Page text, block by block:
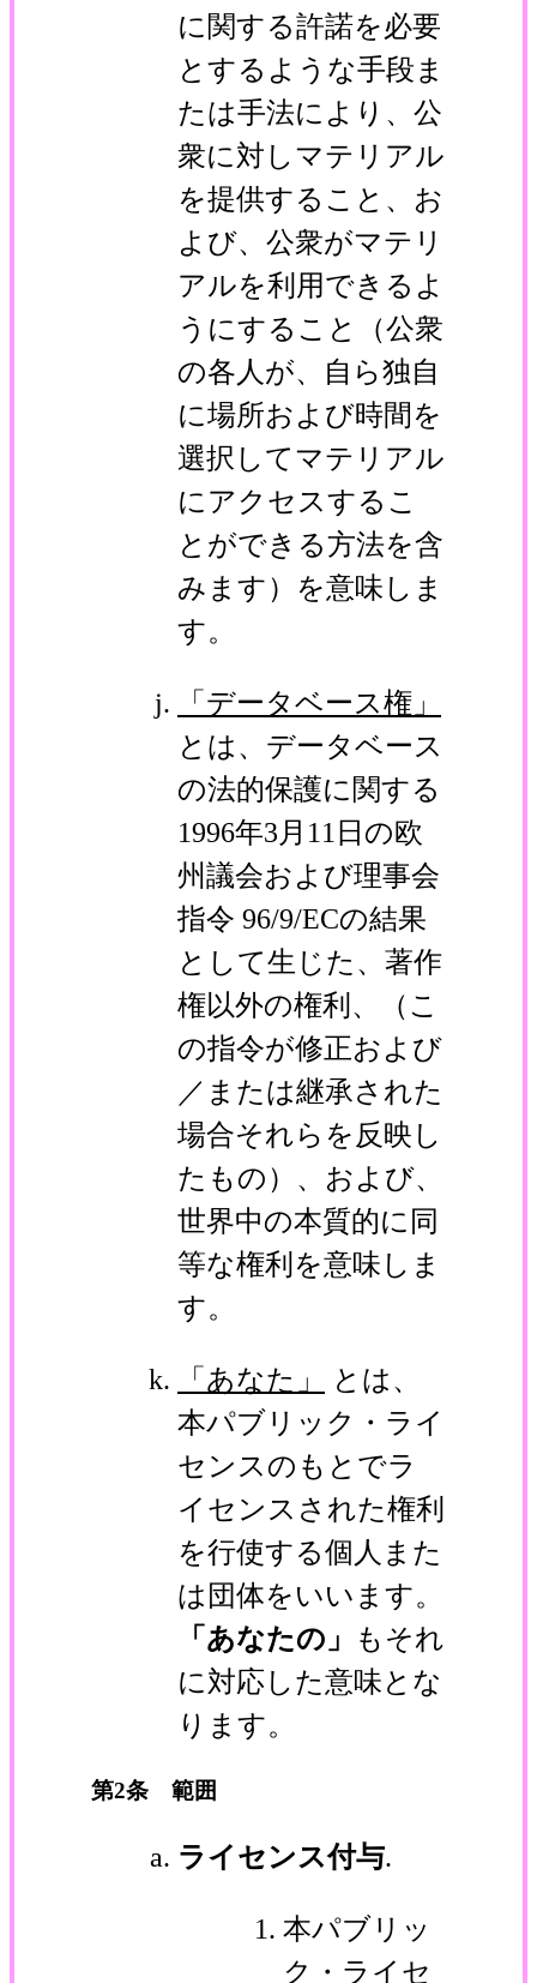
に関する許諾を必要
とするような手段ま
たは手法により、公
衆に対しマテリアル
を提供すること、お
よび、公衆がマテリ
アルを利用できるよ
うにすること（公衆
の各人が、自ら独自
に場所および時間を
選択してマテリアル
にアクセスするこ
とができる方法を含
みます）を意味しま
す。
「データベース権」
とは、データベース
の法的保護に関する
1996年3月11日の欧
州議会および理事会
指令 96/9/ECの結果
として生じた、著作
権以外の権利、（こ
の指令が修正および
／または継承された
場合それらを反映し
たもの）、および、
世界中の本質的に同
等な権利を意味しま
す。
「あなた」
とは、
本パブリック・ライ
センスのもとでラ
イセンスされた権利
を行使する個人また
は団体をいいます。
「あなたの」
もそれ
に対応した意味とな
ります。
第2条 範囲
ライセンス付与.
本パブリッ
ク・ライセ